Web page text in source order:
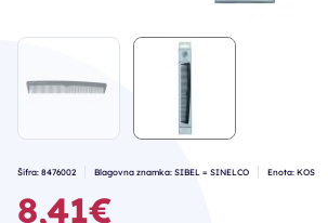
Šifra: 8476002 Blagovna znamka: SIBEL = SINELCO Enota: KOS
8,41€